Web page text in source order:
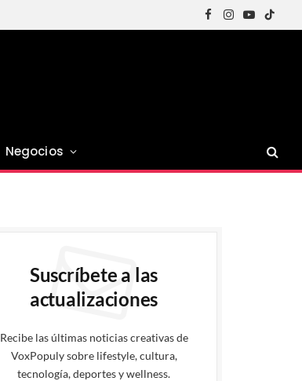
Facebook
Instagram
YouTube
TikTok
Negocios
Suscríbete a las
actualizaciones
Recibe las últimas noticias creativas de
VoxPopuly sobre lifestyle, cultura,
tecnología, deportes y wellness.